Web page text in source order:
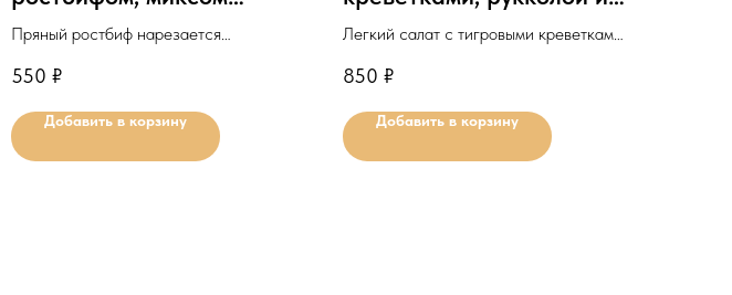
листьев и медово-
Пряный ростбиф нарезается
запеченной паприки, томатов черри и
миксов листьев.
Минимальное количество для
550 ₽
Добавить в корзину
бальзамической
Легкий салат с тигровыми креветками,
Минимальное количество для
заказа: 1шт.
850 ₽
Добавить в корзину